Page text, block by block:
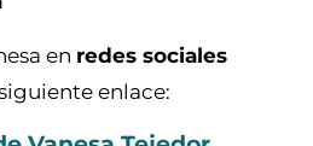
en redes sociales
enlace: